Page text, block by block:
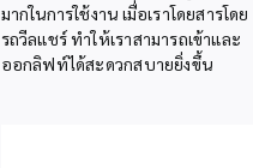
มากในการใช้งาน เมื่อเราโดยสารโดย
รถวีลแชร์ ทำให้เราสามารถเข้าและ
ออกลิฟท์ได้สะดวกสบายยิ่งขึ้น